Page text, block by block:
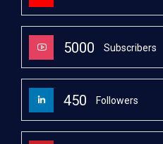
5000 Subscribers
450 Followers